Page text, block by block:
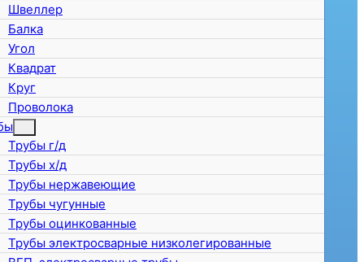
Швеллер
Балка
Угол
Квадрат
Круг
Проволока
Трубы г/д
Трубы х/д
Трубы нержавеющие
Трубы чугунные
Трубы оцинкованные
Трубы электросварные низколегированные